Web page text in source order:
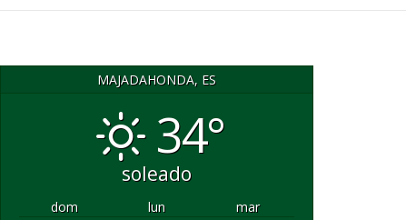
MAJADAHONDA, ES
34°
soleado
dom lun
mar